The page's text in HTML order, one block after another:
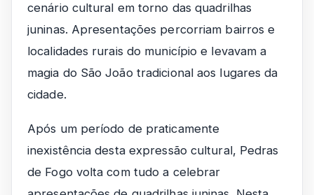
cenário cultural em torno das quadrilhas
juninas. Apresentações percorriam bairros e
localidades rurais do município e levavam a
magia do São João tradicional aos lugares da
cidade.
Após um período de praticamente
inexistência desta expressão cultural, Pedras
de Fogo volta com tudo a celebrar